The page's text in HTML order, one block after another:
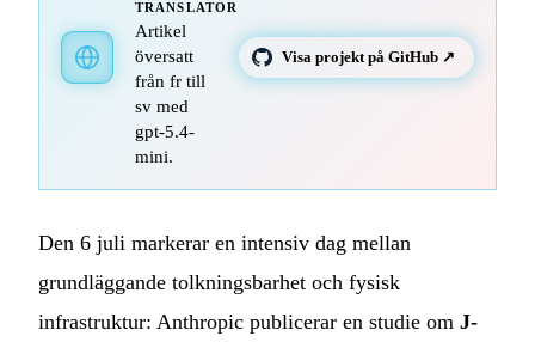
TRANSLATOR
Artikel
översatt
från fr till
sv med
gpt-5.4-
mini.
Visa projekt på GitHub ↗
Den 6 juli markerar en intensiv dag mellan
grundläggande tolkningsbarhet och fysisk
infrastruktur: Anthropic publicerar en studie om J-